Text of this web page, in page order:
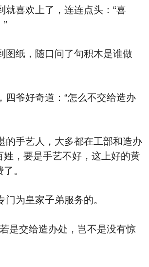
喜欢上了，连连点头：“喜
纸，随口问了句积木是谁做
爷好奇道：“怎么不交给造办
手艺人，大多都在工部和造办
姓，要是手艺不好，这上好的黄
。
为皇家子弟服务的。
是交给造办处，岂不是没有惊